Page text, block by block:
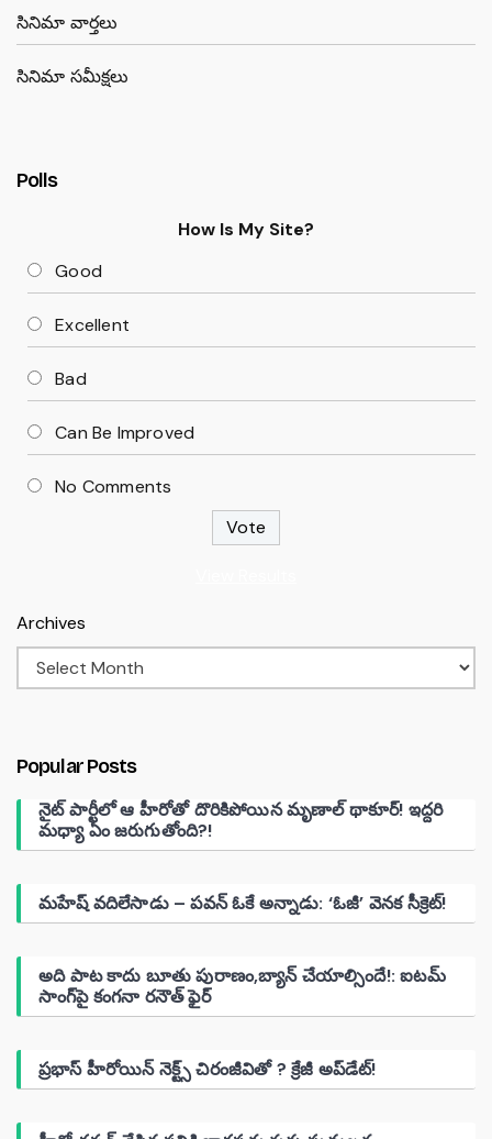
సినిమా వార్తలు
సినిమా సమీక్షలు
Polls
How Is My Site?
Good
Excellent
Bad
Can Be Improved
No Comments
Archives
Popular Posts
నైట్ పార్టీలో ఆ హీరోతో దొరికిపోయిన మృణాల్ థాకూర్! ఇద్దరి
మధ్యా ఏం జరుగుతోంది?!
మహేష్ వదిలేసాడు – పవన్ ఓకే అన్నాడు: ‘ఓజీ’ వెనక సీక్రెట్!
అది పాట కాదు బూతు పురాణం,బ్యాన్ చేయాల్సిందే!: ఐటమ్
సాంగ్‌పై కంగనా రనౌత్ ఫైర్
ప్రభాస్ హీరోయిన్ నెక్ట్స్ చిరంజీవితో ? క్రేజీ అప్‌డేట్!